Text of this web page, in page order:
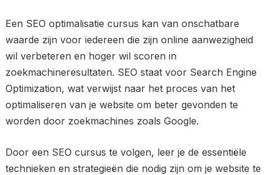
Een SEO optimalisatie cursus kan van onschatbare
waarde zijn voor iedereen die zijn online aanwezigheid
wil verbeteren en hoger wil scoren in
zoekmachineresultaten. SEO staat voor Search Engine
Optimization, wat verwijst naar het proces van het
optimaliseren van je website om beter gevonden te
worden door zoekmachines zoals Google.
Door een SEO cursus te volgen, leer je de essentiële
technieken en strategieën die nodig zijn om je website te